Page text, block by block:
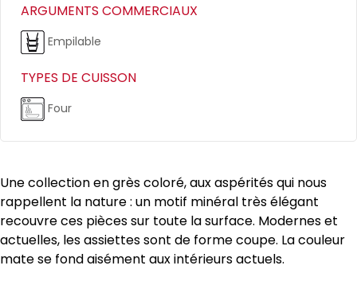
ARGUMENTS COMMERCIAUX
Empilable
TYPES DE CUISSON
Four
Une collection en grès coloré, aux aspérités qui nous
rappellent la nature : un motif minéral très élégant
recouvre ces pièces sur toute la surface. Modernes et
actuelles, les assiettes sont de forme coupe. La couleur
mate se fond aisément aux intérieurs actuels.